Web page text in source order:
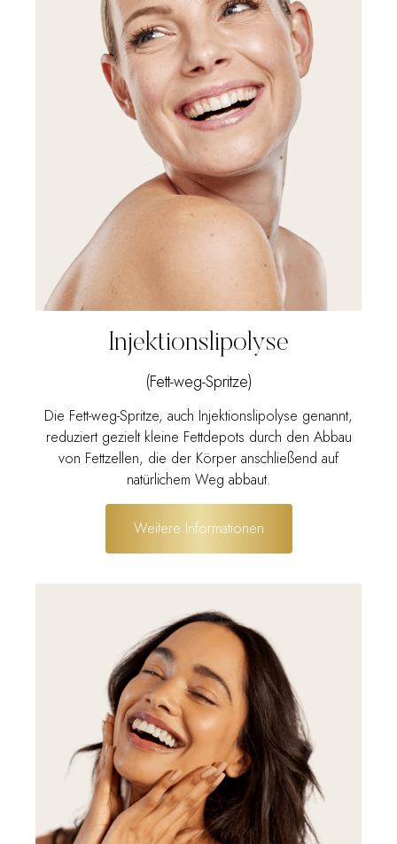
Injektionslipolyse
(Fett-weg-Spritze)
Die Fett-weg-Spritze, auch Injektionslipolyse genannt,
reduziert gezielt kleine Fettdepots durch den Abbau
von Fettzellen, die der Körper anschließend auf
natürlichem Weg abbaut.
Weitere Informationen